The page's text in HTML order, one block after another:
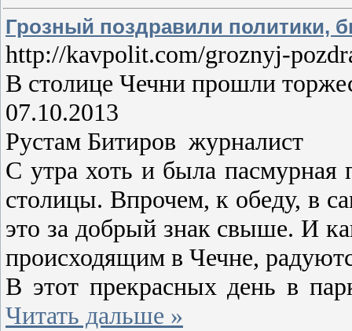
Грозный поздравили политики,
http://kavpolit.com/groznyj-
В столице Чечни прошли
07.10.2013
Рустам Битиров журналист
С утра хоть и была пасмурная
столицы. Впрочем, к обеду, в
это за добрый знак свыше. И
происходящим в Чечне,
В этот прекрасных день в
Читать дальше »